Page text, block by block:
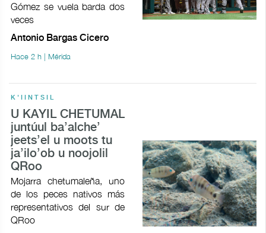
Gómez se vuela barda dos
veces
Antonio Bargas Cicero
Hace 2 h | Mérida
K'IINTSIL
U KAYIL CHETUMAL
juntúul ba’alche’
jeets’el u moots tu
ja’ilo’ob u noojolil
QRoo
Mojarra chetumaleña, uno
de los peces nativos más
representativos del sur de
QRoo